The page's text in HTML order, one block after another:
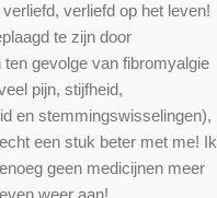
verliefd op het leven!
te zijn door
gevolge van fibromyalgie
pijn, stijfheid,
en stemmingswisselingen),
een stuk beter met me! Ik
geen medicijnen meer
weer aan!